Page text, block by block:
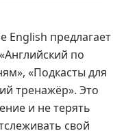
English предлагает
по
«Подкасты для
тренажёр». Это
и не терять
свой